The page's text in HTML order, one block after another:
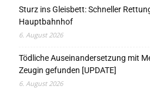
Sturz ins Gleisbett: Schneller
Hauptbahnhof
6. August 2026
Tödliche Auseinandersetzung mit
Zeugin gefunden [UPDATE]
6. August 2026